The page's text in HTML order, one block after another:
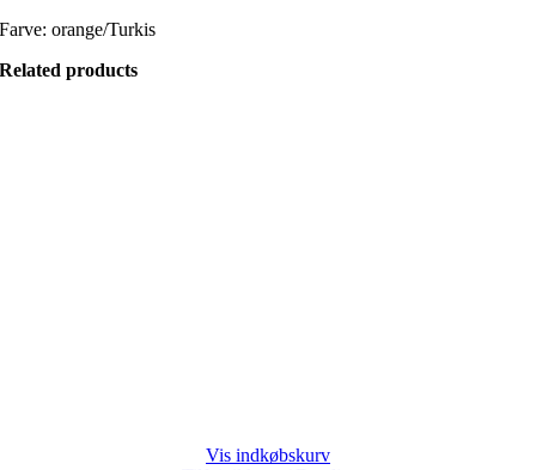
Farve: orange/Turkis
Related products
Vis indkøbskurv